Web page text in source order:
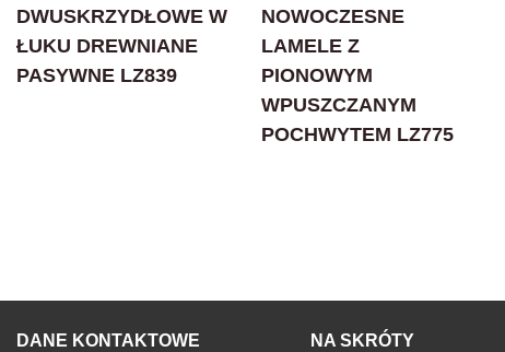
DWUSKRZYDŁOWE W
ŁUKU DREWNIANE
PASYWNE LZ839
NOWOCZESNE
LAMELE Z
PIONOWYM
WPUSZCZANYM
POCHWYTEM LZ775
DANE KONTAKTOWE NA SKRÓTY